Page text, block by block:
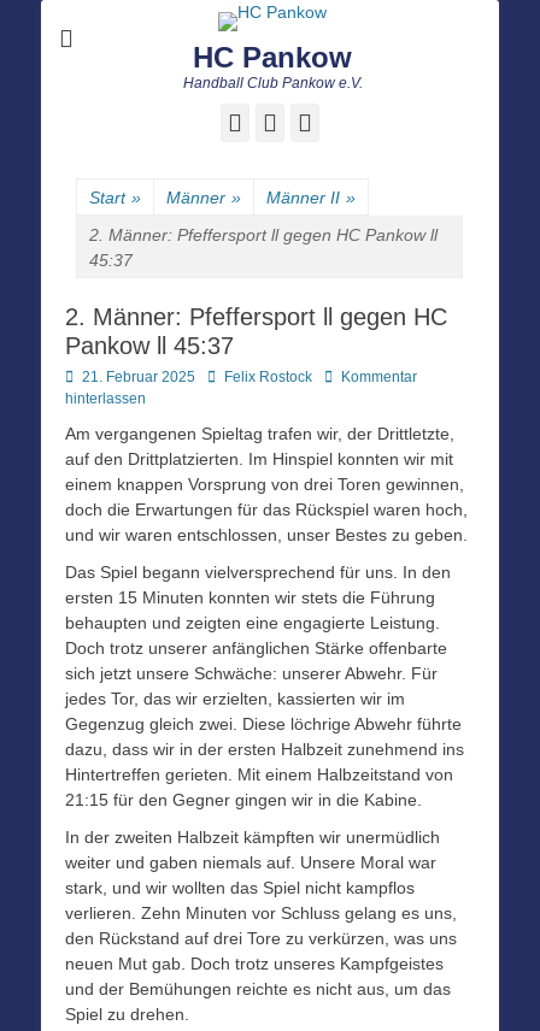
HC Pankow
Handball Club Pankow e.V.
Facebook
Start » Männer » Männer II »
2. Männer: Pfeffersport ll gegen HC Pankow ll
45:37
2. Männer: Pfeffersport ll gegen HC
Pankow ll 45:37
Posted
on
21. Februar 2025 AutorFelix Rostock
Kommentar
hinterlassen
Am vergangenen Spieltag trafen wir, der Drittletzte,
auf den Drittplatzierten. Im Hinspiel konnten wir mit
einem knappen Vorsprung von drei Toren gewinnen,
doch die Erwartungen für das Rückspiel waren hoch,
und wir waren entschlossen, unser Bestes zu geben.
Das Spiel begann vielversprechend für uns. In den
ersten 15 Minuten konnten wir stets die Führung
behaupten und zeigten eine engagierte Leistung.
Doch trotz unserer anfänglichen Stärke offenbarte
sich jetzt unsere Schwäche: unserer Abwehr. Für
jedes Tor, das wir erzielten, kassierten wir im
Gegenzug gleich zwei. Diese löchrige Abwehr führte
dazu, dass wir in der ersten Halbzeit zunehmend ins
Hintertreffen gerieten. Mit einem Halbzeitstand von
21:15 für den Gegner gingen wir in die Kabine.
In der zweiten Halbzeit kämpften wir unermüdlich
weiter und gaben niemals auf. Unsere Moral war
stark, und wir wollten das Spiel nicht kampflos
verlieren. Zehn Minuten vor Schluss gelang es uns,
den Rückstand auf drei Tore zu verkürzen, was uns
neuen Mut gab. Doch trotz unseres Kampfgeistes
und der Bemühungen reichte es nicht aus, um das
Spiel zu drehen.